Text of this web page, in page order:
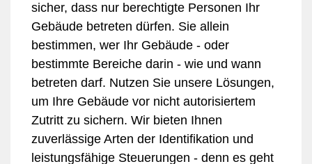
sicher, dass nur berechtigte Personen Ihr
Gebäude betreten dürfen. Sie allein
bestimmen, wer Ihr Gebäude - oder
bestimmte Bereiche darin - wie und wann
betreten darf. Nutzen Sie unsere Lösungen,
um Ihre Gebäude vor nicht autorisiertem
Zutritt zu sichern. Wir bieten Ihnen
zuverlässige Arten der Identifikation und
leistungsfähige Steuerungen - denn es geht